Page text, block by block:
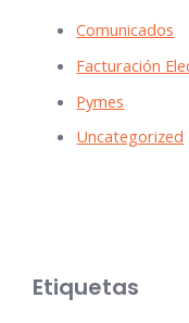
Comunicados
Facturación
Pymes
Uncategorized
Etiquetas